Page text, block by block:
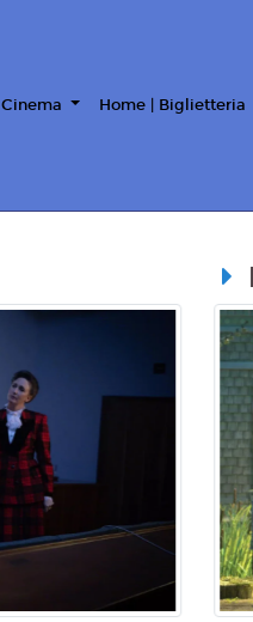
Cinema Home | Biglietteria